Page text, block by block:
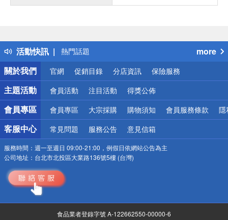
活動快訊
得獎公告
熱門話題
銀行優惠
偏遠地區配送
詐騙網頁！請小心！
more
關於我們
官網 促銷目錄 分店資訊 保險服務
主題活動 會員活動 注目活動 得獎公佈
會員專區 會員專區 大宗採購 購物須知 會員服務條款 隱
客服中心 常見問題 服務公告 意見信箱
服務時間： 週一至週日 09:00-21:00，例假日依網站公告為主
公司地址： 台北市北投區大業路136號5樓 (台灣)
食品業者登錄字號 A-122662550-00000-6